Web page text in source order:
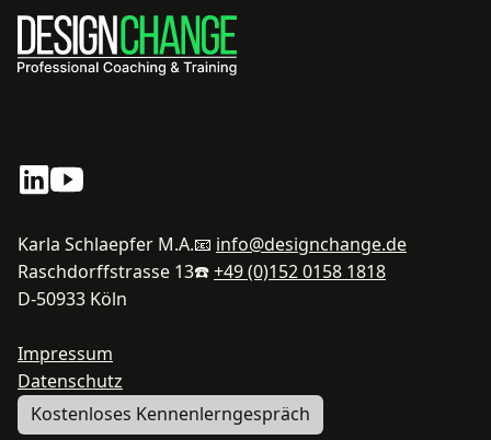
Karla Schlaepfer M.A.
Raschdorffstrasse 13
D-50933 Köln
Impressum
Datenschutz
📧 info@designchange.de
☎️+49 (0)152 0158 1818
Kostenloses Kennenlerngespräch